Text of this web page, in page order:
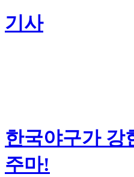
기사
한국야구가 강
주마!